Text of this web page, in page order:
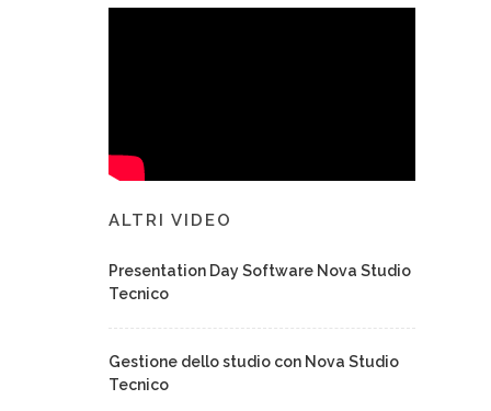
ALTRI VIDEO
Presentation Day Software Nova Studio
Tecnico
Gestione dello studio con Nova Studio
Tecnico